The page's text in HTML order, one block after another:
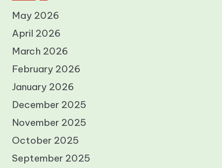
May 2026
April 2026
March 2026
February 2026
January 2026
December 2025
November 2025
October 2025
September 2025